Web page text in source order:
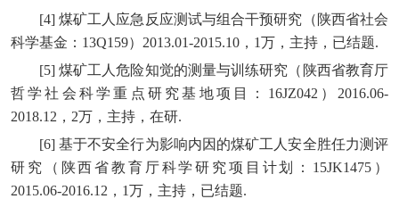
[4] 煤矿工人应急反应测试与组合干预研究（陕西省社会
科学基金：13Q159）2013.01-2015.10，1万，主持，已结题.
[5] 煤矿工人危险知觉的测量与训练研究（陕西省教育厅
哲学社会科学重点研究基地项目：16JZ042）2016.06-
2018.12，2万，主持，在研.
[6] 基于不安全行为影响内因的煤矿工人安全胜任力测评
研究（陕西省教育厅科学研究项目计划：15JK1475）
2015.06-2016.12，1万，主持，已结题.